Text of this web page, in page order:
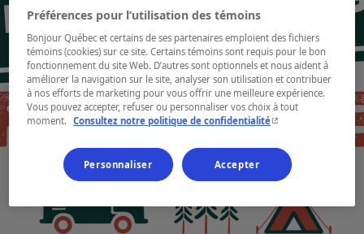
Préférences pour l’utilisation des témoins
Bonjour Québec et certains de ses partenaires emploient des fichiers
témoins (cookies) sur ce site. Certains témoins sont requis pour le bon
fonctionnement du site Web. D’autres sont optionnels et nous aident à
améliorer la navigation sur le site, analyser son utilisation et contribuer
à nos efforts de marketing pour vous offrir une meilleure expérience.
Vous pouvez accepter, refuser ou personnaliser vos choix à tout
moment.
Consultez notre politique de confidentialité- Cet hyperlien
Personnaliser Accepter